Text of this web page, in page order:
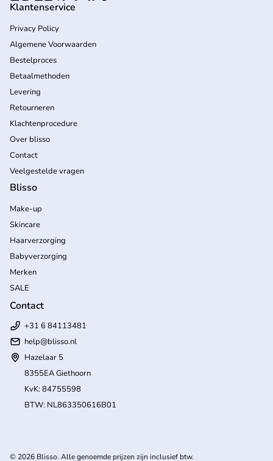
Klantenservice
Privacy Policy
Algemene Voorwaarden
Bestelproces
Betaalmethoden
Levering
Retourneren
Klachtenprocedure
Over blisso
Contact
Veelgestelde vragen
Blisso
Make-up
Skincare
Haarverzorging
Babyverzorging
Merken
SALE
Contact
+31 6 84113481
help@blisso.nl
Hazelaar 5
8355EA Giethoorn
KvK: 84755598
BTW: NL863350616B01
© 2026 Blisso. Alle genoemde prijzen zijn inclusief btw.